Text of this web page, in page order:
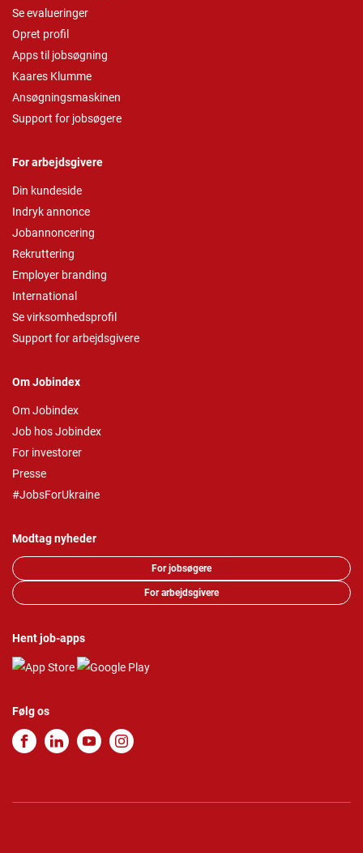
Se evalueringer
Opret profil
Apps til jobsøgning
Kaares Klumme
Ansøgningsmaskinen
Support for jobsøgere
For arbejdsgivere
Din kundeside
Indryk annonce
Jobannoncering
Rekruttering
Employer branding
International
Se virksomhedsprofil
Support for arbejdsgivere
Om Jobindex
Om Jobindex
Job hos Jobindex
For investorer
Presse
#JobsForUkraine
Modtag nyheder
For jobsøgere
For arbejdsgivere
Hent job-apps
Følg os